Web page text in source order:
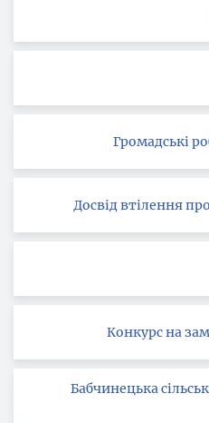
Громадські
Досвід втілення
Конкурс на
Бабчинецька